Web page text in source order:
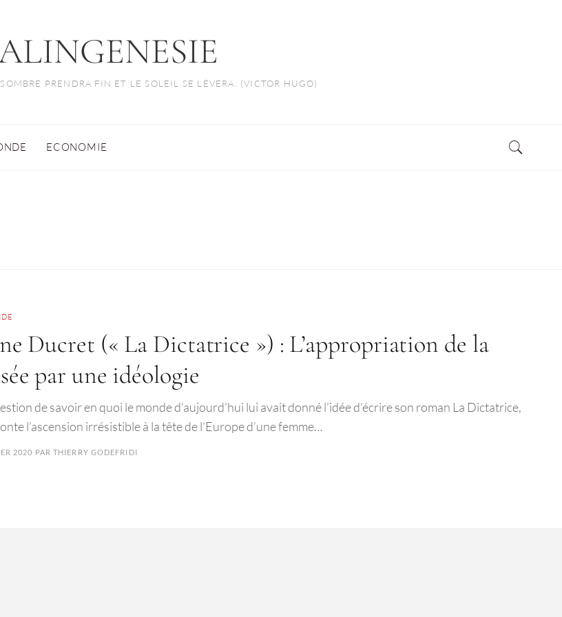
PRENDRA FIN ET LE SOLEIL SE LÈVERA. (VICTOR HUGO)
ECONOMIE
Ducret (« La Dictatrice ») : L’appropriation de la
par une idéologie
de savoir en quoi le monde d’aujourd’hui lui avait donné l’idée d’écrire son roman La Dictatrice,
l’ascension irrésistible à la tête de l’Europe d’une femme…
2020 PARTHIERRY GODEFRIDI